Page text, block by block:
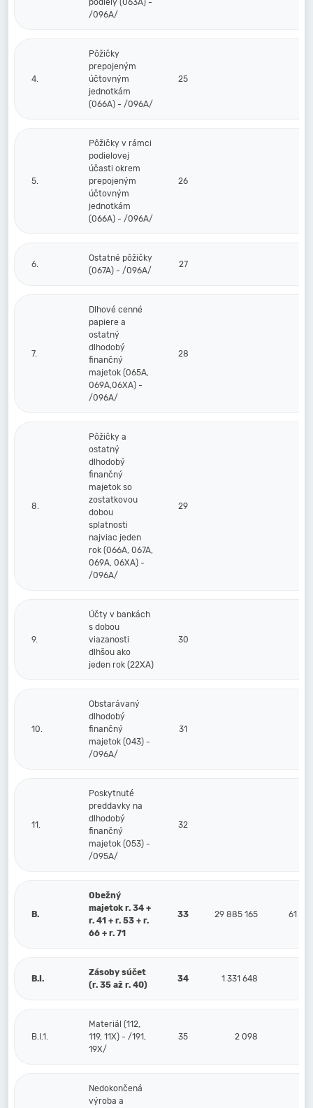
podiely (063A) -
/096A/
4.
Pôžičky
prepojeným
účtovným
jednotkám
(066A) - /096A/
25
5.
Pôžičky v rámci
podielovej
účasti okrem
prepojeným
účtovným
jednotkám
(066A) - /096A/
26
6.
Ostatné pôžičky
(067A) - /096A/
27
7.
Dlhové cenné
papiere a
ostatný
dlhodobý
finančný
majetok (065A,
069A,06XA) -
/096A/
28
8.
Pôžičky a
ostatný
dlhodobý
finančný
majetok so
zostatkovou
dobou
splatnosti
najviac jeden
rok (066A, 067A,
069A, 06XA) -
/096A/
29
9.
Účty v bankách
s dobou
viazanosti
dlhšou ako
jeden rok (22XA)
30
10.
Obstarávaný
dlhodobý
finančný
majetok (043) -
/096A/
31
11.
Poskytnuté
preddavky na
dlhodobý
finančný
majetok (053) -
/095A/
32
B.
Obežný
majetok r. 34 +
r. 41 + r. 53 + r.
66 + r. 71
33 29 885 165 61 594
B.I.
Zásoby súčet
(r. 35 až r. 40)
34 1 331 648
B.I.1.
Materiál (112,
119, 11X) - /191,
19X/
35 2 098
Nedokončená
výroba a